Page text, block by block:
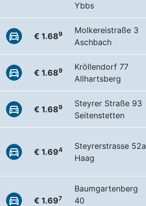
Ybbs
€ 1.689
Molkereistraße 3
Aschbach
€ 1.689
Kröllendorf 77
Allhartsberg
€ 1.689
Steyrer Straße 93
Seitenstetten
€ 1.694
Steyrerstrasse 52a
Haag
€ 1.697
Baumgartenberg
40